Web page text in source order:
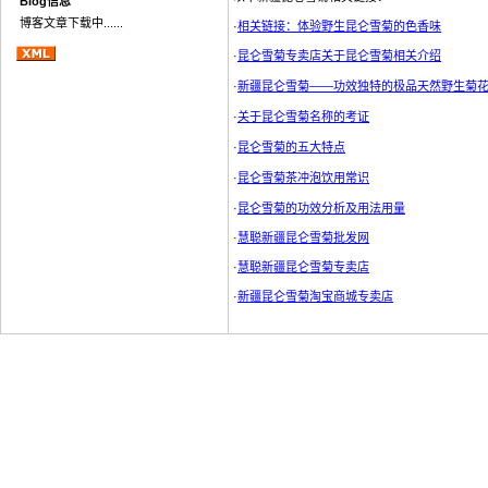
博客文章下载中......
·相关链接：体验野生昆仑雪菊的色香味
·昆仑雪菊专卖店关于昆仑雪菊相关介绍
·新疆昆仑雪菊——功效独特的极品天然野生菊
·关于昆仑雪菊名称的考证
·昆仑雪菊的五大特点
·昆仑雪菊茶冲泡饮用常识
·昆仑雪菊的功效分析及用法用量
·慧聪新疆昆仑雪菊批发网
·慧聪新疆昆仑雪菊专卖店
·新疆昆仑雪菊淘宝商城专卖店